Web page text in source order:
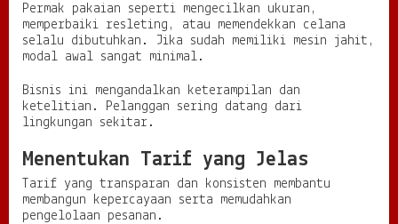
Permak pakaian seperti mengecilkan ukuran,
memperbaiki resleting, atau memendekkan celana
selalu dibutuhkan. Jika sudah memiliki mesin jahit,
modal awal sangat minimal.
Bisnis ini mengandalkan keterampilan dan
ketelitian. Pelanggan sering datang dari
lingkungan sekitar.
Menentukan Tarif yang Jelas
Tarif yang transparan dan konsisten membantu
membangun kepercayaan serta memudahkan
pengelolaan pesanan.